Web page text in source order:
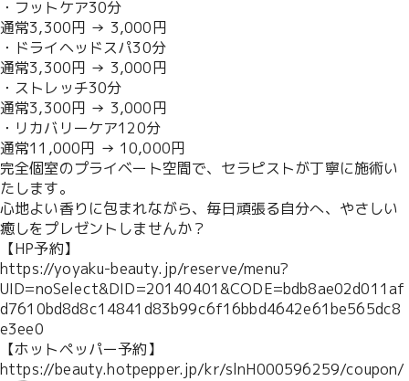
・フットケア30分
通常3,300円 → 3,000円
・ドライヘッドスパ30分
通常3,300円 → 3,000円
・ストレッチ30分
通常3,300円 → 3,000円
・リカバリーケア120分
通常11,000円 → 10,000円
完全個室のプライベート空間で、セラピストが丁寧に施術い
たします。
心地よい香りに包まれながら、毎日頑張る自分へ、やさしい
癒しをプレゼントしませんか？
【HP予約】
https://yoyaku-beauty.jp/reserve/menu?
UID=noSelect&DID=20140401&CODE=bdb8ae02d011af
d7610bd8d8c14841d83b99c6f16bbd4642e61be565dc8
e3ee0
【ホットペッパー予約】
https://beauty.hotpepper.jp/kr/slnH000596259/coupon/